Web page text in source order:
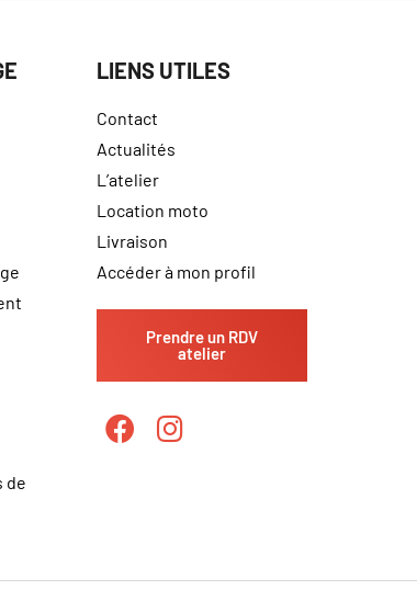
de
LIENS UTILES
Contact
Actualités
L’atelier
Location moto
Livraison
Accéder à mon profil
Prendre un RDV
atelier